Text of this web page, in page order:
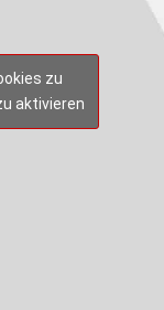
zu
aktivieren